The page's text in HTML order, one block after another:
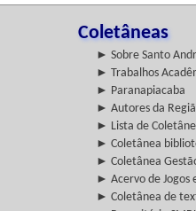
Coletâneas
► Sobre Santo
► Trabalhos
► Paranapiacaba
► Autores da
► Lista de
► Coletânea
► Coletânea
► Acervo de Jogos
► Coletânea de